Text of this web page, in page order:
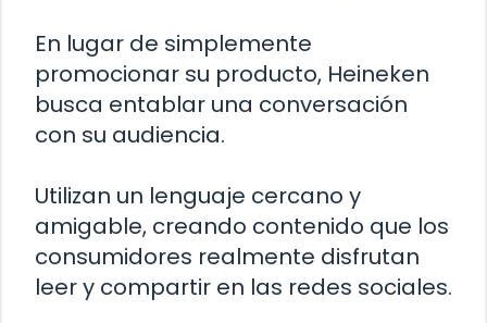
En lugar de simplemente
promocionar su producto, Heineken
busca entablar una conversación
con su audiencia.
Utilizan un lenguaje cercano y
amigable, creando contenido que los
consumidores realmente disfrutan
leer y compartir en las redes sociales.